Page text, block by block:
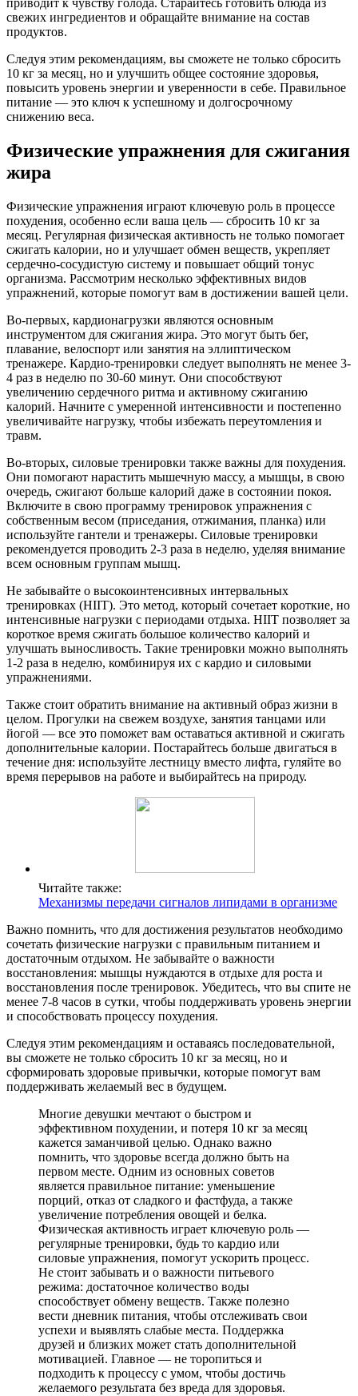
приводит к чувству голода. Старайтесь готовить блюда из
свежих ингредиентов и обращайте внимание на состав
продуктов.
Следуя этим рекомендациям, вы сможете не только сбросить
10 кг за месяц, но и улучшить общее состояние здоровья,
повысить уровень энергии и уверенности в себе. Правильное
питание — это ключ к успешному и долгосрочному
снижению веса.
Физические упражнения для сжигания
жира
Физические упражнения играют ключевую роль в процессе
похудения, особенно если ваша цель — сбросить 10 кг за
месяц. Регулярная физическая активность не только помогает
сжигать калории, но и улучшает обмен веществ, укрепляет
сердечно-сосудистую систему и повышает общий тонус
организма. Рассмотрим несколько эффективных видов
упражнений, которые помогут вам в достижении вашей цели.
Во-первых, кардионагрузки являются основным
инструментом для сжигания жира. Это могут быть бег,
плавание, велоспорт или занятия на эллиптическом
тренажере. Кардио-тренировки следует выполнять не менее 3-
4 раз в неделю по 30-60 минут. Они способствуют
увеличению сердечного ритма и активному сжиганию
калорий. Начните с умеренной интенсивности и постепенно
увеличивайте нагрузку, чтобы избежать переутомления и
травм.
Во-вторых, силовые тренировки также важны для похудения.
Они помогают нарастить мышечную массу, а мышцы, в свою
очередь, сжигают больше калорий даже в состоянии покоя.
Включите в свою программу тренировок упражнения с
собственным весом (приседания, отжимания, планка) или
используйте гантели и тренажеры. Силовые тренировки
рекомендуется проводить 2-3 раза в неделю, уделяя внимание
всем основным группам мышц.
Не забывайте о высокоинтенсивных интервальных
тренировках (HIIT). Это метод, который сочетает короткие, но
интенсивные нагрузки с периодами отдыха. HIIT позволяет за
короткое время сжигать большое количество калорий и
улучшать выносливость. Такие тренировки можно выполнять
1-2 раза в неделю, комбинируя их с кардио и силовыми
упражнениями.
Также стоит обратить внимание на активный образ жизни в
целом. Прогулки на свежем воздухе, занятия танцами или
йогой — все это поможет вам оставаться активной и сжигать
дополнительные калории. Постарайтесь больше двигаться в
течение дня: используйте лестницу вместо лифта, гуляйте во
время перерывов на работе и выбирайтесь на природу.
Читайте также:
Механизмы передачи сигналов липидами в организме
Важно помнить, что для достижения результатов необходимо
сочетать физические нагрузки с правильным питанием и
достаточным отдыхом. Не забывайте о важности
восстановления: мышцы нуждаются в отдыхе для роста и
восстановления после тренировок. Убедитесь, что вы спите не
менее 7-8 часов в сутки, чтобы поддерживать уровень энергии
и способствовать процессу похудения.
Следуя этим рекомендациям и оставаясь последовательной,
вы сможете не только сбросить 10 кг за месяц, но и
сформировать здоровые привычки, которые помогут вам
поддерживать желаемый вес в будущем.
Многие девушки мечтают о быстром и
эффективном похудении, и потеря 10 кг за месяц
кажется заманчивой целью. Однако важно
помнить, что здоровье всегда должно быть на
первом месте. Одним из основных советов
является правильное питание: уменьшение
порций, отказ от сладкого и фастфуда, а также
увеличение потребления овощей и белка.
Физическая активность играет ключевую роль —
регулярные тренировки, будь то кардио или
силовые упражнения, помогут ускорить процесс.
Не стоит забывать и о важности питьевого
режима: достаточное количество воды
способствует обмену веществ. Также полезно
вести дневник питания, чтобы отслеживать свои
успехи и выявлять слабые места. Поддержка
друзей и близких может стать дополнительной
мотивацией. Главное — не торопиться и
подходить к процессу с умом, чтобы достичь
желаемого результата без вреда для здоровья.